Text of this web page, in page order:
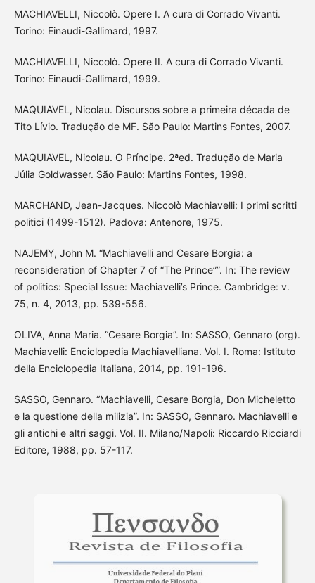
MACHIAVELLI, Niccolò. Opere I. A cura di Corrado Vivanti.
Torino: Einaudi-Gallimard, 1997.
MACHIAVELLI, Niccolò. Opere II. A cura di Corrado Vivanti.
Torino: Einaudi-Gallimard, 1999.
MAQUIAVEL, Nicolau. Discursos sobre a primeira década de
Tito Lívio. Tradução de MF. São Paulo: Martins Fontes, 2007.
MAQUIAVEL, Nicolau. O Príncipe. 2ªed. Tradução de Maria
Júlia Goldwasser. São Paulo: Martins Fontes, 1998.
MARCHAND, Jean-Jacques. Niccolò Machiavelli: I primi scritti
politici (1499-1512). Padova: Antenore, 1975.
NAJEMY, John M. “Machiavelli and Cesare Borgia: a
reconsideration of Chapter 7 of “The Prince””. In: The review
of politics: Special Issue: Machiavelli’s Prince. Cambridge: v.
75, n. 4, 2013, pp. 539-556.
OLIVA, Anna Maria. “Cesare Borgia”. In: SASSO, Gennaro (org).
Machiavelli: Enciclopedia Machiavelliana. Vol. I. Roma: Istituto
della Enciclopedia Italiana, 2014, pp. 191-196.
SASSO, Gennaro. “Machiavelli, Cesare Borgia, Don Micheletto
e la questione della milizia”. In: SASSO, Gennaro. Machiavelli e
gli antichi e altri saggi. Vol. II. Milano/Napoli: Riccardo Ricciardi
Editore, 1988, pp. 57-117.